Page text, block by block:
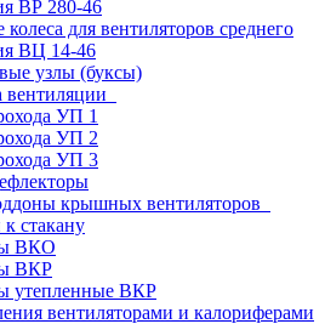
ВР 280-46
колеса для вентиляторов среднего
ВЦ 14-46
узлы (буксы)
вентиляции
УП 1
УП 2
УП 3
крышных вентиляторов
стакану
ВКО
ВКР
утепленные ВКР
вентиляторами и калориферами